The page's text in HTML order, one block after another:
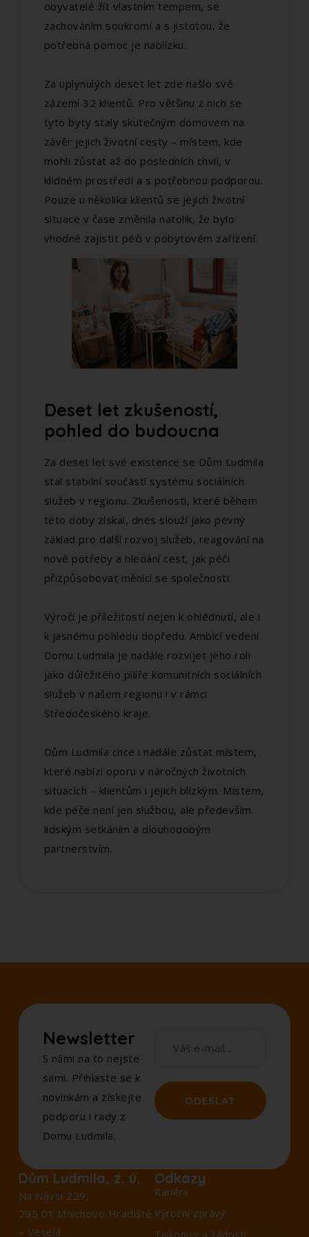
obyvatelé žít vlastním tempem, se
zachováním soukromí a s jistotou, že
potřebná pomoc je nablízku.
Za uplynulých deset let zde našlo své
zázemí 32 klientů. Pro většinu z nich se
tyto byty staly skutečným domovem na
závěr jejich životní cesty – místem, kde
mohli zůstat až do posledních chvil, v
klidném prostředí a s potřebnou podporou.
Pouze u několika klientů se jejich životní
situace v čase změnila natolik, že bylo
vhodné zajistit péči v pobytovém zařízení.
Deset let zkušeností,
pohled do budoucna
Za deset let své existence se Dům Ludmila
stal stabilní součástí systému sociálních
služeb v regionu. Zkušenosti, které během
této doby získal, dnes slouží jako pevný
základ pro další rozvoj služeb, reagování na
nové potřeby a hledání cest, jak péči
přizpůsobovat měnící se společnosti.
Výročí je příležitostí nejen k ohlédnutí, ale i
k jasnému pohledu dopředu. Ambicí vedení
Domu Ludmila je nadále rozvíjet jeho roli
jako důležitého pilíře komunitních sociálních
služeb v našem regionu i v rámci
Středočeského kraje.
Dům Ludmila chce i nadále zůstat místem,
které nabízí oporu v náročných životních
situacích – klientům i jejich blízkým. Místem,
kde péče není jen službou, ale především
lidským setkáním a dlouhodobým
partnerstvím.
Newsletter
S námi na to nejste
sami. Přihlaste se k
novinkám a získejte
podporu i rady z
Domu Ludmila.
ODESLAT
Dům Ludmila, z. ú.
Na Návsi 229,
295 01 Mnichovo Hradiště
– Veselá
Odkazy
Kariéra
Výroční zprávy